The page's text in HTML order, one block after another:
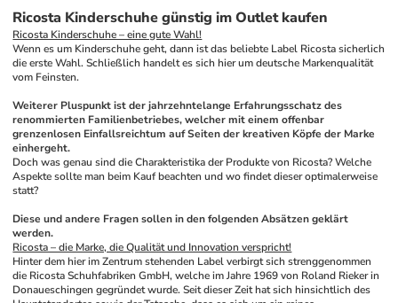
Ricosta Kinderschuhe günstig im Outlet kaufen
Ricosta Kinderschuhe – eine gute Wahl!
Wenn es um Kinderschuhe geht, dann ist das beliebte Label Ricosta sicherlich
die erste Wahl. Schließlich handelt es sich hier um deutsche Markenqualität
vom Feinsten.
Weiterer Pluspunkt ist der jahrzehntelange Erfahrungsschatz des
renommierten Familienbetriebes, welcher mit einem offenbar
grenzenlosen Einfallsreichtum auf Seiten der kreativen Köpfe der Marke
einhergeht.
Doch was genau sind die Charakteristika der Produkte von Ricosta? Welche
Aspekte sollte man beim Kauf beachten und wo findet dieser optimalerweise
statt?
Diese und andere Fragen sollen in den folgenden Absätzen geklärt
werden.
Ricosta – die Marke, die Qualität und Innovation verspricht!
Hinter dem hier im Zentrum stehenden Label verbirgt sich strenggenommen
die Ricosta Schuhfabriken GmbH, welche im Jahre 1969 von Roland Rieker in
Donaueschingen gegründet wurde. Seit dieser Zeit hat sich hinsichtlich des